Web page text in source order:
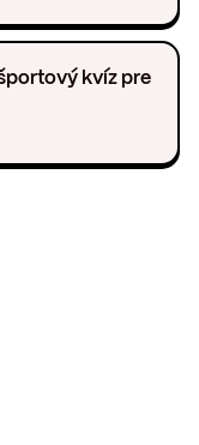
kvíz pre